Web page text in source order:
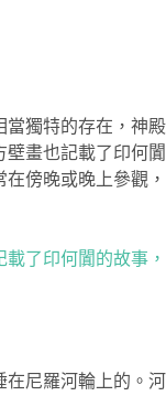
當獨特的存在，神殿
畫也記載了印何闐
傍晚或晚上參觀，
了印何闐的故事，
在尼羅河輪上的。河